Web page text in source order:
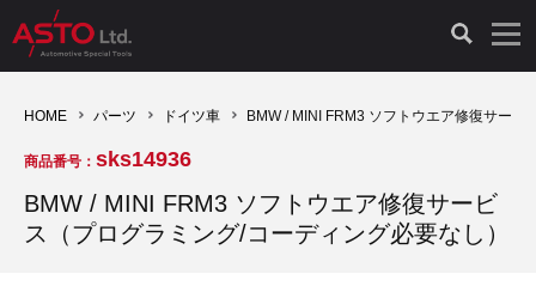
診断機（16）
キープログラマー（4）
診断テスター（10）
キープログラマー（20）
HCB TOOLS（45）
AST TOOLS（51）
オシロスコープ（2）
オシロ関連商品（9）
ドイツ車（427）
イタリア/フランス車（145）
現品修理（77）
リビルト品（58）
オシロスコープ（10）
アクセサリー（13）
HOME パーツ ドイツ車 BMW / MINI FRM3 ソフトウエア修復サー
商品番号： sks14936
BMW / MINI FRM3 ソフトウエア修復サービ
ス（プログラミング/コーディング必要なし）